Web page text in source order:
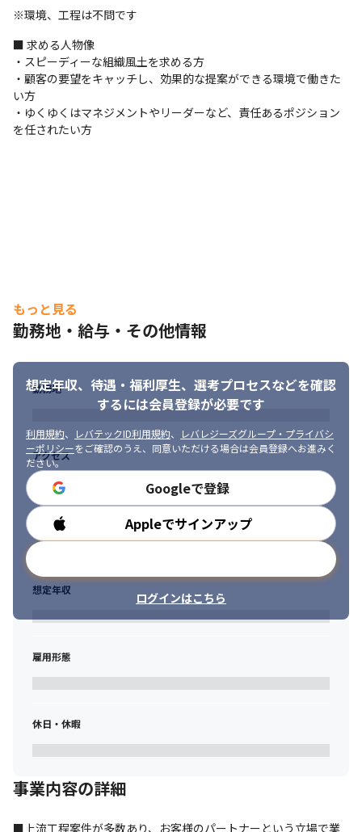
※環境、工程は不問です
■ 求める人物像
・スピーディーな組織風土を求める方
・顧客の要望をキャッチし、効果的な提案ができる環境で働きた
い方
・ゆくゆくはマネジメントやリーダーなど、責任あるポジション
を任されたい方
もっと見る
勤務地・給与・その他情報
想定年収、待遇・福利厚生、 選考プロセスなどを確認
するには会員登録が必要です
利用規約、 レバテックID利用規約、
レバレジーズグループ・プライバシ
ーポリシーをご確認のうえ、同意いただける場合は会員登録へお進みく
ださい。
Googleで登録
Appleでサインアップ
ログインはこちら
勤務地
アクセス
勤務時間
想定年収
雇用形態
休日・休暇
事業内容の詳細
■上流工程案件が多数あり、お客様のパートナーという立場で業